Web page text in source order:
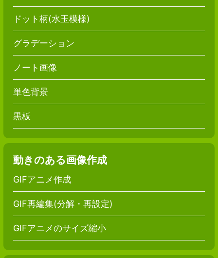
ドット柄(水玉模様)
グラデーション
ノート画像
単色背景
黒板
動きのある画像作成
GIFアニメ作成
GIF再編集(分解・再設定)
GIFアニメのサイズ縮小